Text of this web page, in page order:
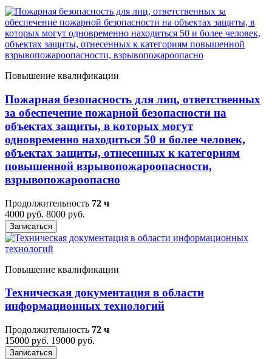
Повышение квалификации
Пожарная безопасность для лиц, ответственных
за обеспечение пожарной безопасности на
объектах защиты, в которых могут
одновременно находиться 50 и более человек,
объектах защиты, отнесенных к категориям
повышенной взрывопожароопасности,
взрывопожароопасно
Продолжительность 72 ч
4000 руб. 8000 руб.
Записаться
Повышение квалификации
Техническая документация в области
информационных технологий
Продолжительность 72 ч
15000 руб. 19000 руб.
Записаться